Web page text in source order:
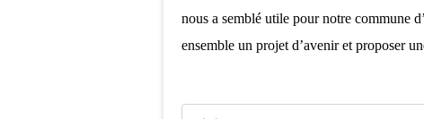
nous a semblé utile pour notre commune
ensemble un projet d’avenir et proposer